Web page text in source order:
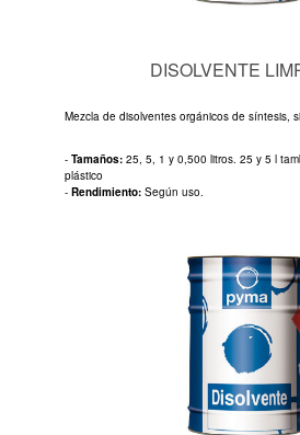
DISOLVENTE
Mezcla de disolventes orgánicos de síntesis,
- Tamaños: 25, 5, 1 y 0,500 litros. 25 y 5 l
plástico
- Rendimiento: Según uso.